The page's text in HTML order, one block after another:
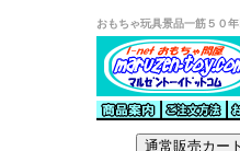
おもちゃ玩具景品一筋５０